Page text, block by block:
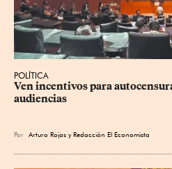
POLÍTICA
Ven incentivos para
audiencias
Por Arturo Rojas yRedacción El Economista